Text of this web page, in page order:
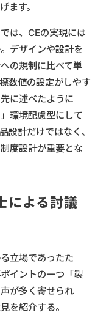
ます。
は、CEの実現には
デザインや設計を
の規制に比べて単
数値の設定がしやす
に述べたように
環境配慮型にして
設計だけではなく、
度設計が重要とな
による討議
立場であったた
イントの一つ「製
が多く寄せられ
を紹介する。